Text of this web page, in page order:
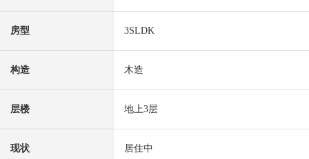
房型 3SLDK
构造 木造
层楼 地上3层
现状 居住中